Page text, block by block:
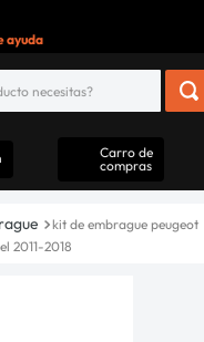
ayuda
Carro de
compras
kit de embrague peugeot
2011-2018